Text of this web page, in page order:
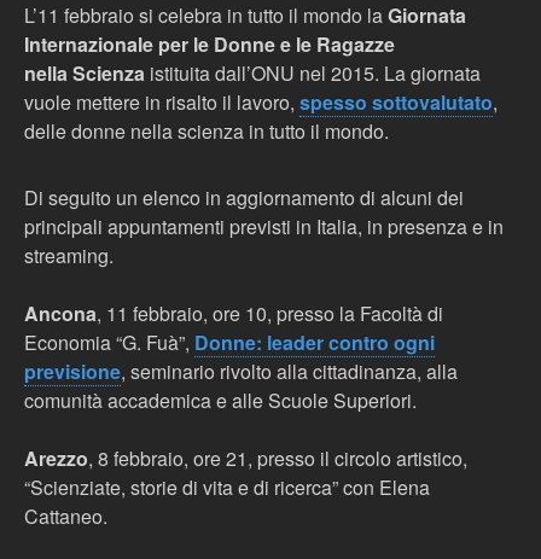
L’11 febbraio si celebra in tutto il mondo laGiornata
Internazionale per le Donne e le Ragazze
nella Scienza istituita dall’ONU nel 2015. La giornata
vuole mettere in risalto il lavoro, spesso sottovalutato,
delle donne nella scienza in tutto il mondo.
Di seguito un elenco in aggiornamento di alcuni dei
principali appuntamenti previsti in Italia, in presenza e in
streaming.
Ancona, 11 febbraio, ore 10, presso la Facoltà di
Economia “G. Fuà”, Donne: leader contro ogni
previsione, seminario rivolto alla cittadinanza, alla
comunità accademica e alle Scuole Superiori.
Arezzo, 8 febbraio, ore 21, presso il circolo artistico,
“Scienziate, storie di vita e di ricerca” con Elena
Cattaneo.